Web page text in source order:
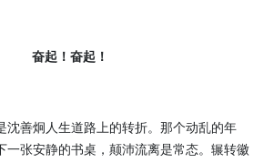
奋起！奋起！
善炯人生道路上的转折。那个动乱的年
一张安静的书桌，颠沛流离是常态。辗转徽